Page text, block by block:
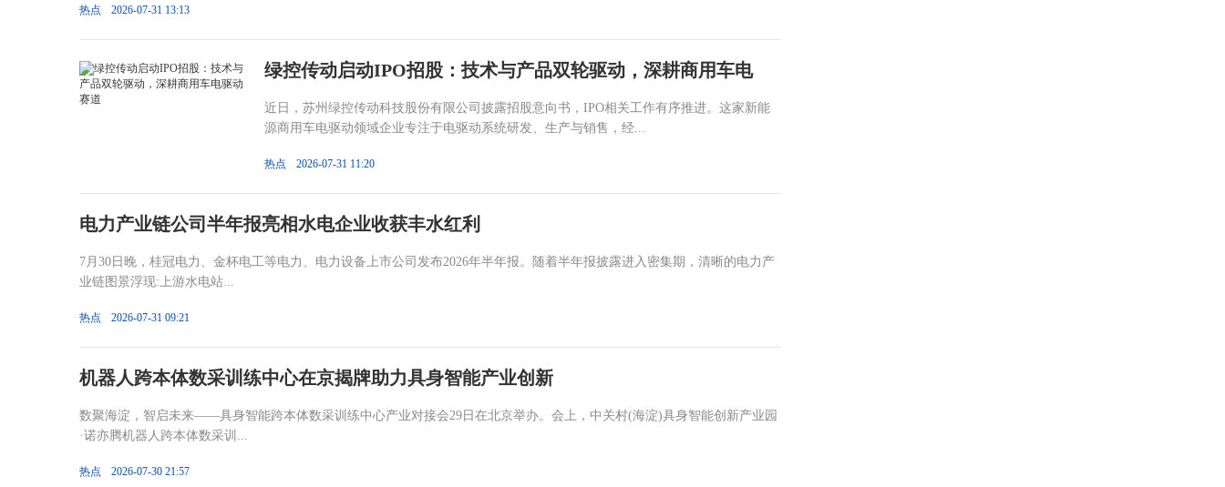
热点 2026-07-31 13:13
绿控传动启动IPO招股：技术与产品双轮驱动，深耕商用车电
近日，苏州绿控传动科技股份有限公司披露招股意向书，IPO相关工作有序推进。这家新能
源商用车电驱动领域企业专注于电驱动系统研发、生产与销售，经...
热点 2026-07-31 11:20
电力产业链公司半年报亮相水电企业收获丰水红利
7月30日晚，桂冠电力、金杯电工等电力、电力设备上市公司发布2026年半年报。随着半年报披露进入密集期，清晰的电力产
业链图景浮现:上游水电站...
热点 2026-07-31 09:21
机器人跨本体数采训练中心在京揭牌助力具身智能产业创新
数聚海淀，智启未来——具身智能跨本体数采训练中心产业对接会29日在北京举办。会上，中关村(海淀)具身智能创新产业园
·诺亦腾机器人跨本体数采训...
热点 2026-07-30 21:57